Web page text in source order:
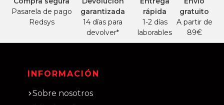
Pasarela de pago
Redsys
garantizada
14 días para
devolver*
rápida
1-2 días
laborables
gratuito
A partir de
89€
INFORMACIÓN
Sobre nosotros